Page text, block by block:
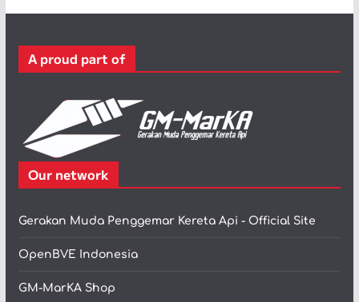
r
A proud part of
Our network
Gerakan Muda Penggemar Kereta Api - Official Site
OpenBVE Indonesia
GM-MarKA Shop